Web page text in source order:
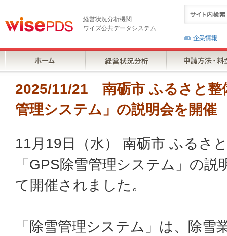
経営状況分析機関
ワイズ公共データシステム
企業情報
2025/11/21 南砺市 ふるさと整
管理システム」の説明会を開催
11月19日（水） 南砺市 ふるさ
「GPS除雪管理システム」の
て開催されました。
「除雪管理システム」は、除